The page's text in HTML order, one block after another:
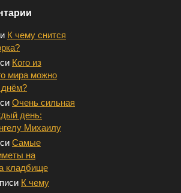
К чему снится
Кого из
мира можно
Очень сильная
день:
Михаилу
Самые
на
кладбище
К чему